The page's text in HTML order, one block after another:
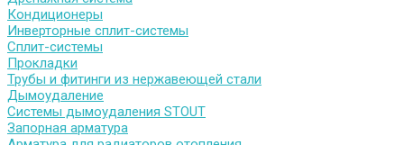
Кондиционеры
Инверторные сплит-системы
Сплит-системы
Прокладки
Трубы и фитинги из нержавеющей стали
Дымоудаление
Системы дымоудаления STOUT
Запорная арматура